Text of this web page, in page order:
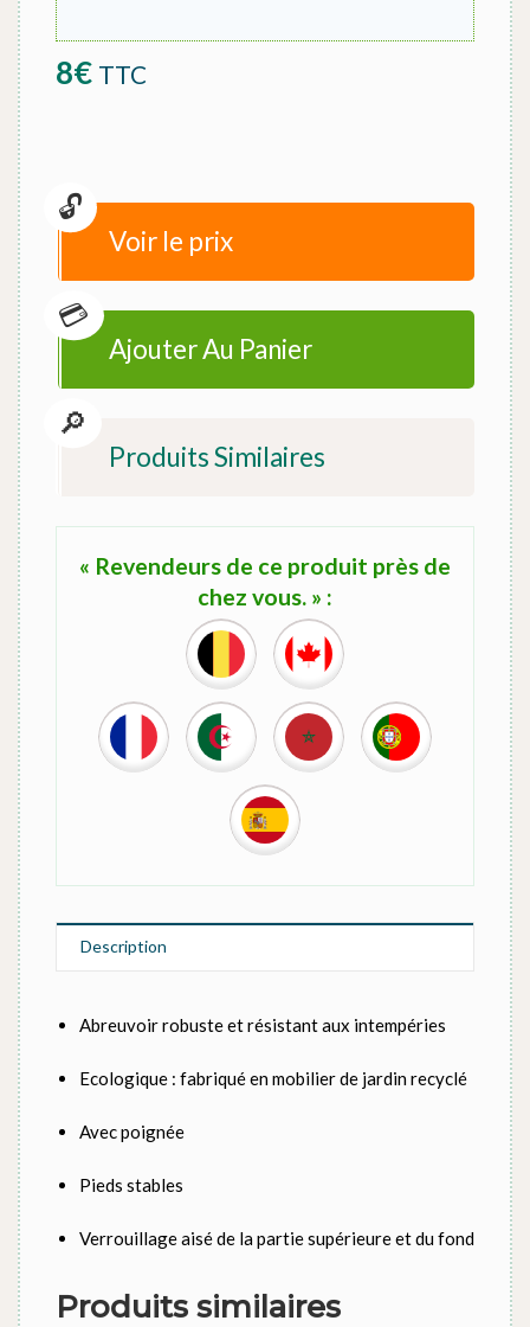
8€ TTC
Voir le prix
Ajouter Au Panier
Produits Similaires
« Revendeurs de ce produit près de
chez vous. » :
Description
Abreuvoir robuste et résistant aux intempéries
Ecologique : fabriqué en mobilier de jardin recyclé
Avec poignée
Pieds stables
Verrouillage aisé de la partie supérieure et du fond
Produits similaires